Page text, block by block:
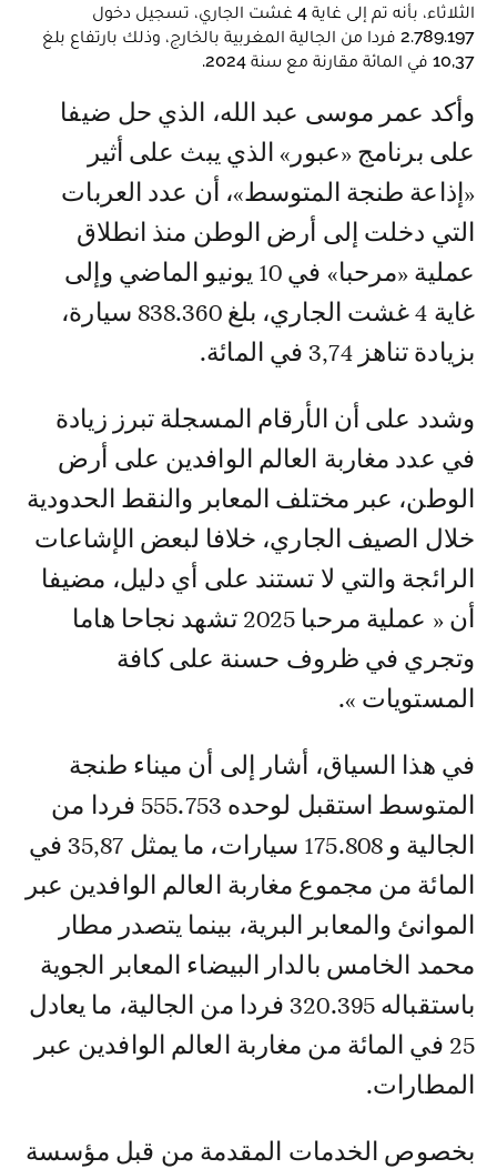
الثلاثاء، بأنه تم إلى غاية 4 غشت الجاري، تسجيل دخول
2.789.197 فردا من الجالية المغربية بالخارج، وذلك بارتفاع بلغ
10,37 في المائة مقارنة مع سنة 2024.
وأكد عمر موسى عبد الله، الذي حل ضيفا
على برنامج «عبور» الذي يبث على أثير
«إذاعة طنجة المتوسط»، أن عدد العربات
التي دخلت إلى أرض الوطن منذ انطلاق
عملية «مرحبا» في 10 يونيو الماضي وإلى
غاية 4 غشت الجاري، بلغ 838.360 سيارة،
بزيادة تناهز 3,74 في المائة.
وشدد على أن الأرقام المسجلة تبرز زيادة
في عدد مغاربة العالم الوافدين على أرض
الوطن، عبر مختلف المعابر والنقط الحدودية
خلال الصيف الجاري، خلافا لبعض الإشاعات
الرائجة والتي لا تستند على أي دليل، مضيفا
أن « عملية مرحبا 2025 تشهد نجاحا هاما
وتجري في ظروف حسنة على كافة
المستويات ».
في هذا السياق، أشار إلى أن ميناء طنجة
المتوسط استقبل لوحده 555.753 فردا من
الجالية و 175.808 سيارات، ما يمثل 35,87 في
المائة من مجموع مغاربة العالم الوافدين عبر
الموانئ والمعابر البرية، بينما يتصدر مطار
محمد الخامس بالدار البيضاء المعابر الجوية
باستقباله 320.395 فردا من الجالية، ما يعادل
25 في المائة من مغاربة العالم الوافدين عبر
المطارات.
بخصوص الخدمات المقدمة من قبل مؤسسة